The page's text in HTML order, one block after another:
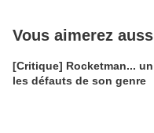
Vous aimerez
[Critique] Rocketman...
les défauts de son genre